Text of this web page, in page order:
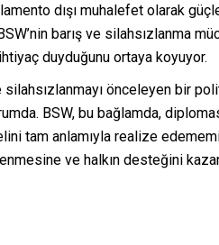
dışı muhalefet olarak
barış ve silahsızlanma
duyduğunu ortaya koyuyor.
önceleyen bir
BSW, bu bağlamda,
tam anlamıyla realize
ve halkın desteğini